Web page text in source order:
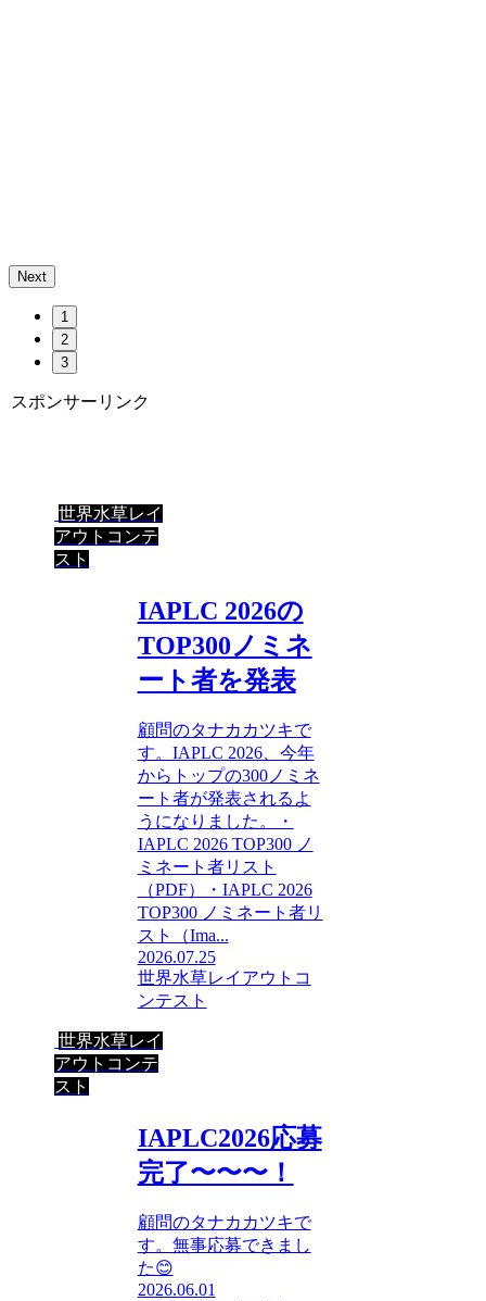
Next
1
2
3
スポンサーリンク
世界水草レイ
アウトコンテ
スト
IAPLC 2026の
TOP300ノミネ
ート者を発表
顧問のタナカカツキで
す。IAPLC 2026、今年
からトップの300ノミネ
ート者が発表されるよ
うになりました。・
IAPLC 2026 TOP300 ノ
ミネート者リスト
（PDF）・IAPLC 2026
TOP300 ノミネート者リ
スト（Ima...
2026.07.25
世界水草レイアウトコ
ンテスト
世界水草レイ
アウトコンテ
スト
IAPLC2026応募
完了〜〜〜！
顧問のタナカカツキで
す。無事応募できまし
た😊
2026.06.01